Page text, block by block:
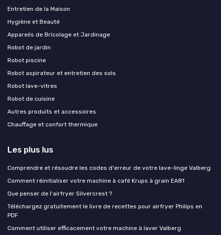
Entretien de la Maison
Hygiène et Beauté
Appareils de Bricolage et Jardinage
Robot de jardin
Robot piscine
Robot aspirateur et entretien des sols
Robot lave-vitres
Robot de cuisine
Autres produits et accessoires
Chauffage et confort thermique
Les plus lus
Comprendre et résoudre les codes d'erreur de votre lave-linge Valberg
Comment réinitialiser votre machine à café Krups à grain EA81
Que penser de l'airfryer Silvercrest ?
Téléchargez gratuitement le livre de recettes pour airfryer Philips en
PDF
Comment utiliser efficacement votre machine à laver Valberg